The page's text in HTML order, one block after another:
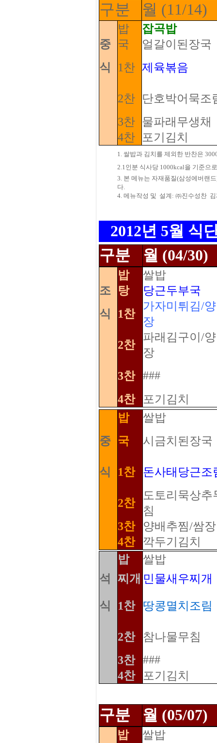
구분 월 (11/14)
밥
잡곡밥
중 국
얼갈이된장국
식
1찬 제육볶음
2찬
단호박어묵조
3찬 물파래무생채
4찬
포기김치
1. 쌀밥과 김치를 제외한 반찬은
2.1인분 식사당 1000kcal을 기준으
3. 본 메뉴는 자재품질(삼성에버랜
다.
4. 메뉴작성 및 설계: ㈜진수성찬
2012년 5월 식
구분
월 (04/30)
밥
쌀밥
조
탕
당근두부국
식
1찬
가자미튀김/
장
2찬
파래김구이/
장
3찬
###
4찬
포기김치
밥
쌀밥
중 국 시금치된장국
식 1찬 돈사태당근조
2찬
도토리묵상추
침
3찬
양배추찜/쌈장
4찬
깍두기김치
밥
쌀밥
석
찌개 민물새우찌개
식 1찬 땅콩멸치조림
2찬
참나물무침
3찬
###
4찬
포기김치
구분 월 (05/07)
밥
쌀밥